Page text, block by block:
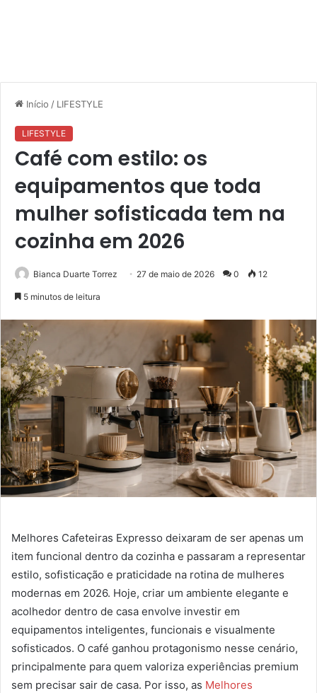
Início / LIFESTYLE
LIFESTYLE
Café com estilo: os
equipamentos que toda
mulher sofisticada tem na
cozinha em 2026
Bianca Duarte Torrez 27 de maio de 2026 0 12
5 minutos de leitura
Melhores Cafeteiras Expresso deixaram de ser apenas um
item funcional dentro da cozinha e passaram a representar
estilo, sofisticação e praticidade na rotina de mulheres
modernas em 2026. Hoje, criar um ambiente elegante e
acolhedor dentro de casa envolve investir em
equipamentos inteligentes, funcionais e visualmente
sofisticados. O café ganhou protagonismo nesse cenário,
principalmente para quem valoriza experiências premium
sem precisar sair de casa. Por isso, as Melhores